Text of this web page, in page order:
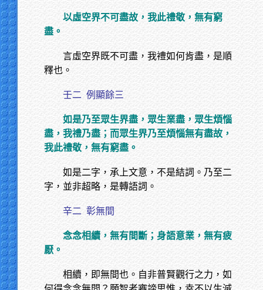
以虛空界不可盡故，我此禮敬，無有窮
盡。
言虛空界既不可盡，我禮如何肯盡，是順
釋也。
壬二 例顯餘三
如是乃至眾生界盡，眾生業盡，眾生煩惱
盡，我禮乃盡；而眾生界乃至煩惱無有盡故，
我此禮敬，無有窮盡。
如是二字，承上文意，不是結詞。乃至二
字，並非超略，是轉語詞。
辛二 彰無間
念念相續，無有間斷；身語意業，無有疲
厭。
相續，即無間也。自非普賢觀行之力，如